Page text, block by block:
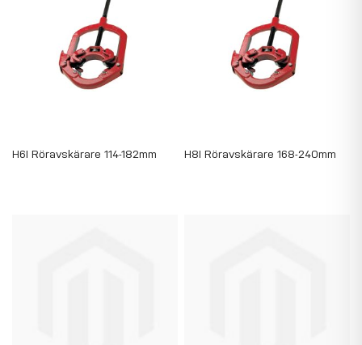
H6I Röravskärare 114-182mm H8I Röravskärare 168-240mm